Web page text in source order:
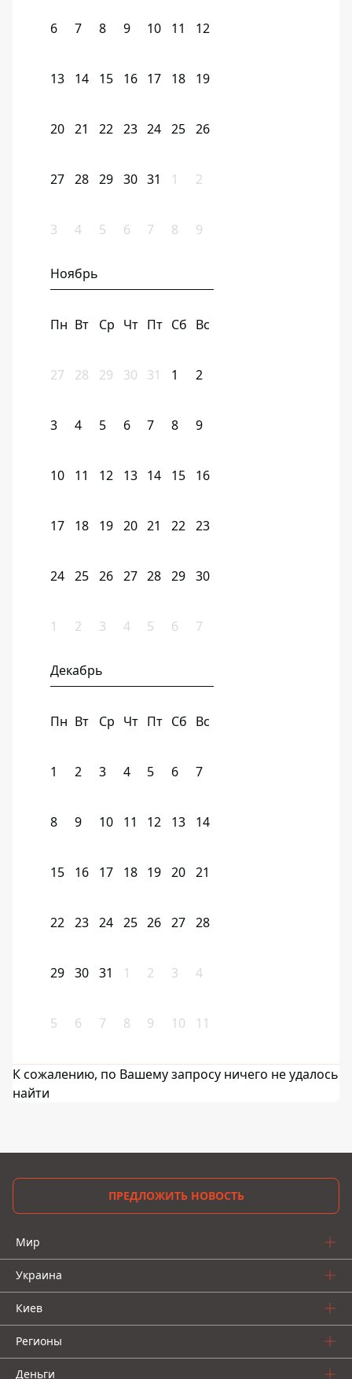
6 7 8 9 10 11 12
13 14 15 16 17 18 19
20 21 22 23 24 25 26
27 28 29 30 31 1 2
3 4 5 6 7 8 9
Ноябрь
Пн Вт Ср Чт Пт Сб Вс
27 28 29 30 31 1 2
3 4 5 6 7 8 9
10 11 12 13 14 15 16
17 18 19 20 21 22 23
24 25 26 27 28 29 30
1 2 3 4 5 6 7
Декабрь
Пн Вт Ср Чт Пт Сб Вс
1 2 3 4 5 6 7
8 9 10 11 12 13 14
15 16 17 18 19 20 21
22 23 24 25 26 27 28
29 30 31 1 2 3 4
5 6 7 8 9 10 11
К сожалению, по Вашему запросу ничего не удалось
найти
ПРЕДЛОЖИТЬ НОВОСТЬ
Мир
Украина
Киев
Регионы
Деньги